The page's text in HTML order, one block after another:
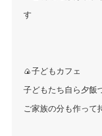
す
🍙子どもカフェ
子どもたち自ら夕飯
ご家族の分も作って